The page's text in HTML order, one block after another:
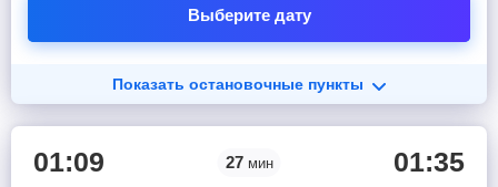
Выберите дату
Показать остановочные пункты
01:09 27 мин 01:35